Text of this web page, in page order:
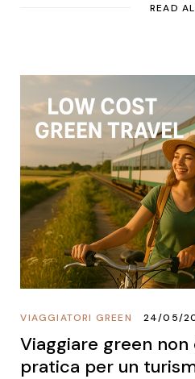
READ
VIAGGIATORI GREEN 24/05/
Viaggiare green non
pratica per un